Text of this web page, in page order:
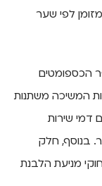
לפי שער
הכספומטים
המשיכה משתנות
₪ ביום, וישנם דמי שירות
להגיע ל-7% ואף יותר. בנוסף, חלק
מניעת הלבנת